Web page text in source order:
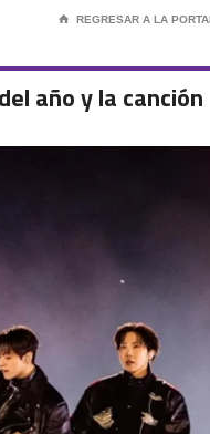
⌂ REGRESAR A LA
año y la canción